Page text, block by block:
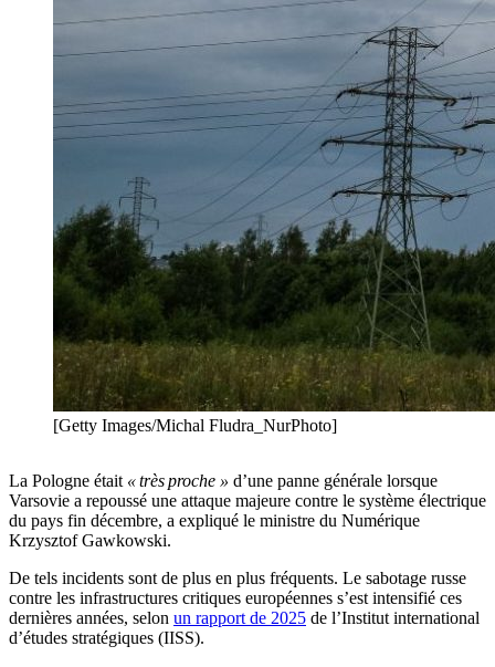
[Getty Images/Michal Fludra_NurPhoto]
La Pologne était « très proche » d’une panne générale lorsque
Varsovie a repoussé une attaque majeure contre le système électrique
du pays fin décembre, a expliqué le ministre du Numérique
Krzysztof Gawkowski.
De tels incidents sont de plus en plus fréquents. Le sabotage russe
contre les infrastructures critiques européennes s’est intensifié ces
dernières années, selon un rapport de 2025 de l’Institut international
d’études stratégiques (IISS).